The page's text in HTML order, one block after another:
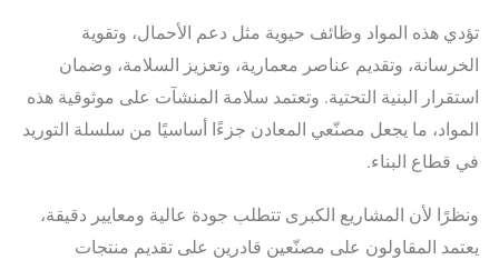
تؤدي هذه المواد وظائف حيوية مثل دعم الأحمال، وتقوية
الخرسانة، وتقديم عناصر معمارية، وتعزيز السلامة، وضمان
استقرار البنية التحتية. وتعتمد سلامة المنشآت على موثوقية هذه
المواد، ما يجعل مصنّعي المعادن جزءًا أساسيًا من سلسلة التوريد
في قطاع البناء.
ونظرًا لأن المشاريع الكبرى تتطلب جودة عالية ومعايير دقيقة،
يعتمد المقاولون على مصنّعين قادرين على تقديم منتجات